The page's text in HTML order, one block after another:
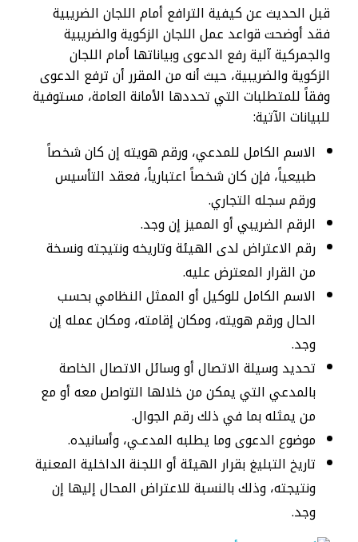
قبل الحديث عن كيفية الترافع أمام اللجان الضريبية
فقد أوضحت قواعد عمل اللجان الزكوية والضريبية
والجمركية آلية رفع الدعوى وبياناتها أمام اللجان
الزكوية والضريبية، حيث أنه من المقرر أن ترفع الدعوى
وفقاً للمتطلبات التي تحددها الأمانة العامة، مستوفية
للبيانات الآتية:
الاسم الكامل للمدعي، ورقم هويته إن كان شخصاً
طبيعياً، فإن كان شخصاً اعتبارياً، فعقد التأسيس
ورقم سجله التجاري.
الرقم الضريبي أو المميز إن وجد.
رقم الاعتراض لدى الهيئة وتاريخه ونتيجته ونسخة
من القرار المعترض عليه.
الاسم الكامل للوكيل أو الممثل النظامي بحسب
الحال ورقم هويته، ومكان إقامته، ومكان عمله إن
وجد.
تحديد وسيلة الاتصال أو وسائل الاتصال الخاصة
بالمدعي التي يمكن من خلالها التواصل معه أو مع
من يمثله بما في ذلك رقم الجوال.
موضوع الدعوى وما يطلبه المدعـي، وأسانيده.
تاريخ التبليغ بقرار الهيئة أو اللجنة الداخلية المعنية
ونتيجته، وذلك بالنسبة للاعتراض المحال إليها إن
وجد.